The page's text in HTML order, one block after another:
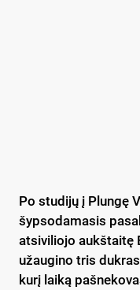
Po studijų į Plungę
šypsodamasis
atsiviliojo aukštaitę
užaugino tris
kurį laiką